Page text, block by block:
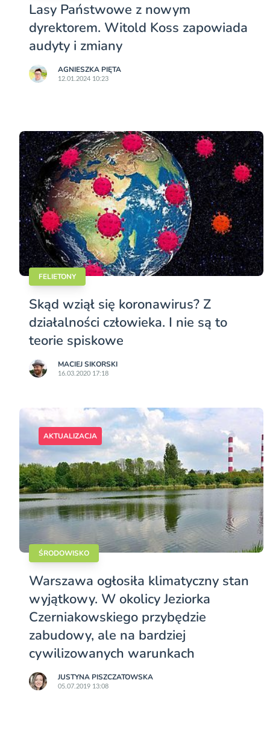
Lasy Państwowe z nowym
dyrektorem. Witold Koss zapowiada
audyty i zmiany
AGNIESZKA PIĘTA
12.01.2024 10:23
FELIETONY
Skąd wziął się koronawirus? Z
działalności człowieka. I nie są to
teorie spiskowe
MACIEJ SIKORSKI
16.03.2020 17:18
AKTUALIZACJA
ŚRODOWISKO
Warszawa ogłosiła klimatyczny stan
wyjątkowy. W okolicy Jeziorka
Czerniakowskiego przybędzie
zabudowy, ale na bardziej
cywilizowanych warunkach
JUSTYNA PISZCZATOWSKA
05.07.2019 13:08